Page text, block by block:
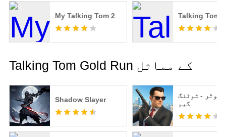
My Talking Tom 2 Talking Tom
Talking Tom Gold Run کے مماثل
Shadow Slayer
شوٹر - شوٹنگ
گیم